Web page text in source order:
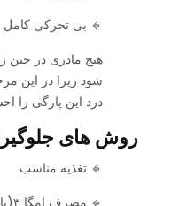
🔹 بی تحرکی کامل
هیج مادری در حین
شود زیرا در این
درد این پارگی را
روش های
🔹 تغذیه مناسب
🔹 مصرف امگا ۳(با اطلاع و هماهنگی متخصص زنان)